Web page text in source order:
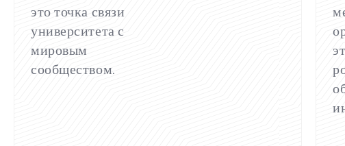
это точка связи
университета с
мировым
сообществом.